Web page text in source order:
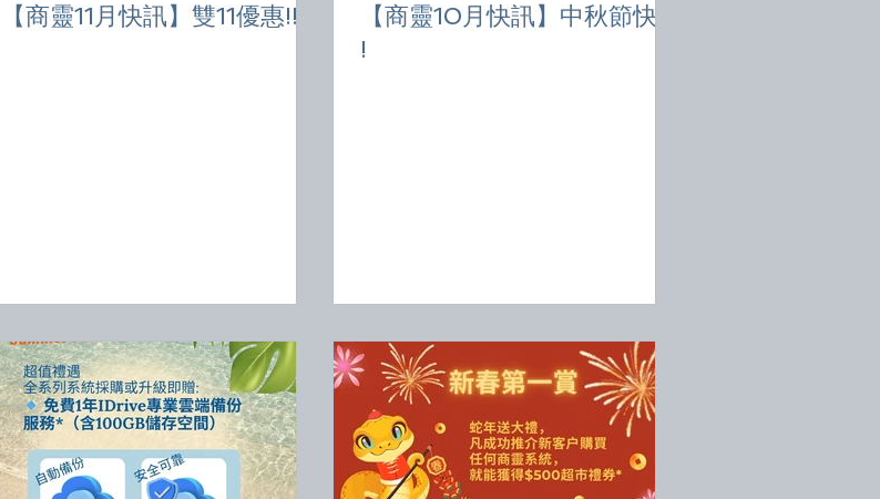
【商靈11月快訊】雙11優惠!!!
【商靈10月快訊】中秋節快樂
!